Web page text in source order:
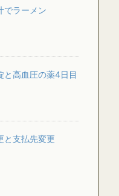
でラーメン
と高血圧の薬4日目
と支払先変更